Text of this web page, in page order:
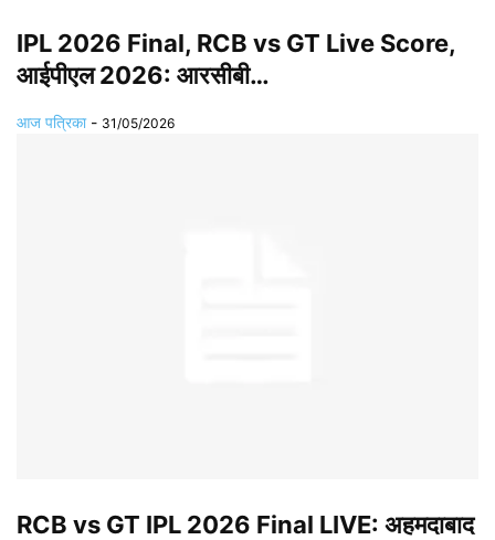
IPL 2026 Final, RCB vs GT Live Score,
आईपीएल 2026: आरसीबी…
आज पत्रिका - 31/05/2026
RCB vs GT IPL 2026 Final LIVE: अहमदाबाद